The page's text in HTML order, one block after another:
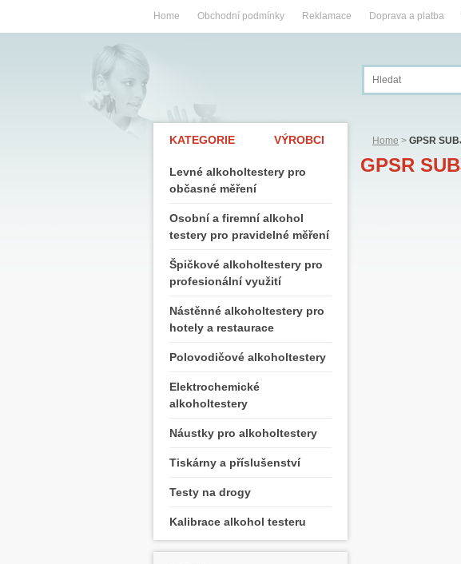
Home Obchodní podmínky Reklamace Doprava a platba
Home > GPSR
GPSR
KATEGORIE VÝROBCI
Levné alkoholtestery pro
občasné měření
Osobní a firemní alkohol
testery pro pravidelné měření
Špičkové alkoholtestery pro
profesionální využití
Nástěnné alkoholtestery pro
hotely a restaurace
Polovodičové alkoholtestery
Elektrochemické
alkoholtestery
Náustky pro alkoholtestery
Tiskárny a příslušenství
Testy na drogy
Kalibrace alkohol testeru